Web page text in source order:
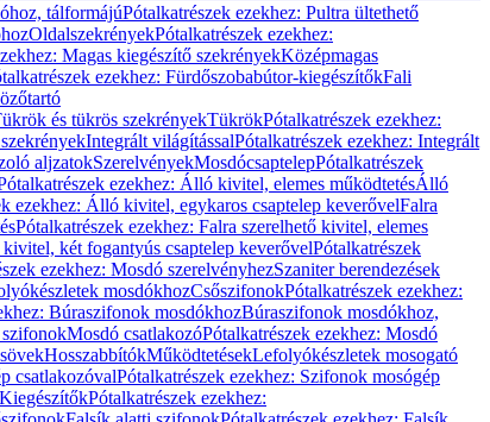
tálformájúPótalkatrészek ezekhez: Pultra ültethető
OldalszekrényekPótalkatrészek ezekhez:
Magas kiegészítő szekrényekKözépmagas
ezekhez: Fürdőszobabútor-kiegészítőkFali
és tükrös szekrényekTükrökPótalkatrészek ezekhez:
Integrált világítássalPótalkatrészek ezekhez: Integrált
aljzatokSzerelvényekMosdócsaptelepPótalkatrészek
ezekhez: Álló kivitel, elemes működtetésÁlló
ezekhez: Álló kivitel, egykaros csaptelep keverővelFalra
Pótalkatrészek ezekhez: Falra szerelhető kivitel, elemes
kivitel, két fogantyús csaptelep keverővelPótalkatrészek
ezekhez: Mosdó szerelvényhezSzaniter berendezések
mosdókhozCsőszifonokPótalkatrészek ezekhez:
Búraszifonok mosdókhozBúraszifonok mosdókhoz,
szifonokMosdó csatlakozóPótalkatrészek ezekhez: Mosdó
HosszabbítókMűködtetésekLefolyókészletek mosogató
csatlakozóvalPótalkatrészek ezekhez: Szifonok mosógép
KiegészítőkPótalkatrészek ezekhez: